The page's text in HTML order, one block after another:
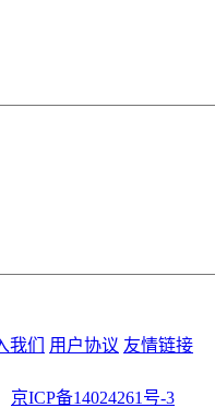
我们 用户协议 友情链接
京ICP备14024261号-3